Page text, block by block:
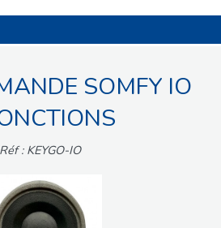
MOTORISATIONS
ET ELECTRONIQUES
VISIOPHONES
SOMFY IO
Réf : KEYGO-IO